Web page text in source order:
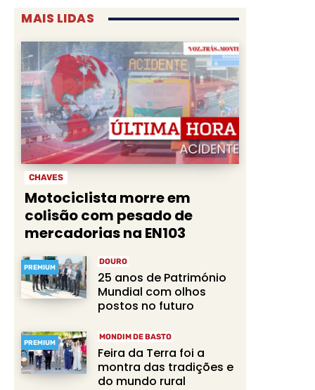
MAIS LIDAS
CHAVES
Motociclista morre em
colisão com pesado de
mercadorias na EN103
PREMIUM
DOURO
25 anos de Património
Mundial com olhos
postos no futuro
PREMIUM
MONDIM DE BASTO
Feira da Terra foi a
montra das tradições e
do mundo rural